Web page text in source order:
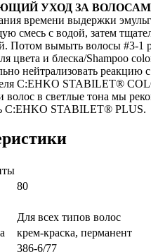
УХОД ЗА
времени выдержки
смесь с водой, затем
Потом вымыть волосы #3-1
цвета и блеска/Shampoo
нейтрализовать
C:EHKO STABILET®
волос в светлые тона мы
C:EHKO STABILET® PLUS.
80
Для всех типов волос
крем-краска, перманент
386-6/77